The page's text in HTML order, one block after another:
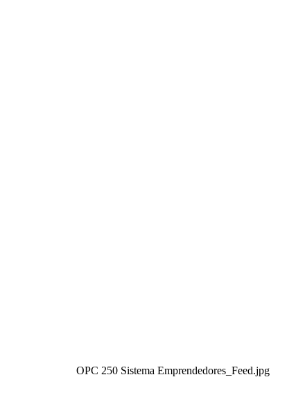
OPC 250 Sistema Emprendedores_Feed.jpg